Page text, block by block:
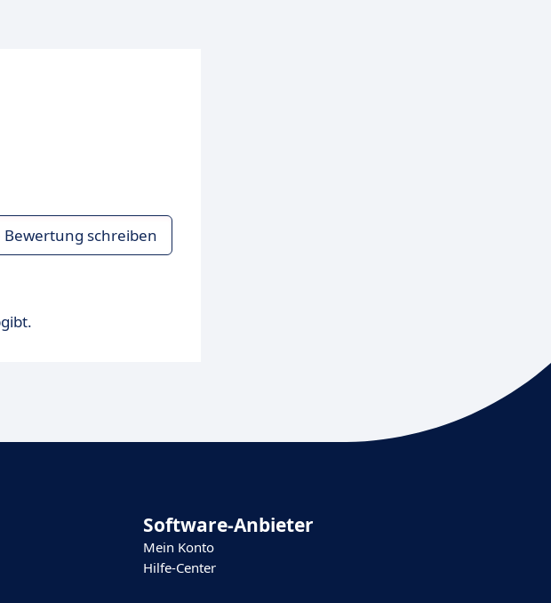
Bewertung schreiben
Software-Anbieter
Mein Konto
Hilfe-Center